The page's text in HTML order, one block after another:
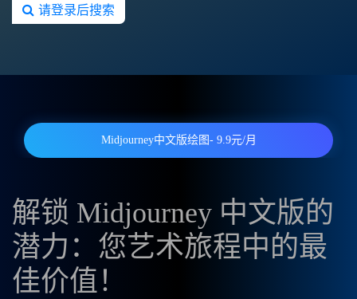
请登录后搜索
Midjourney中文版绘图- 9.9元/月
解锁 Midjourney 中文版的
潜力：您艺术旅程中的最
佳价值！